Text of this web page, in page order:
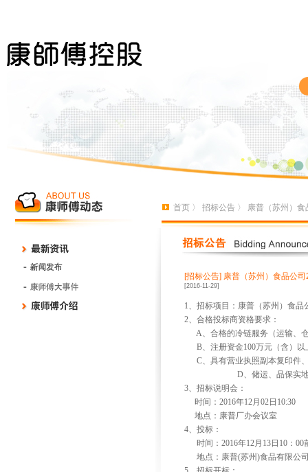
首页 〉 招标公告 〉 康普（苏州）
[招标公告] 康普（苏州）食品公
[2016-11-29]
1、招标项目：康普（苏州）食品
2、合格投标商资格要求：
A、合格的冷链服务（运输、
B、注册资金100万元（含）以
C、具有营业执照副本复印件
D、储运、品保实
3、招标说明会：
时间： 2016年12月 02日 10:30
地点：康普厂办会议室
4、投标：
时间： 2016年12月 13日 10 ： 00
地点：康普(苏州 )食品有限公